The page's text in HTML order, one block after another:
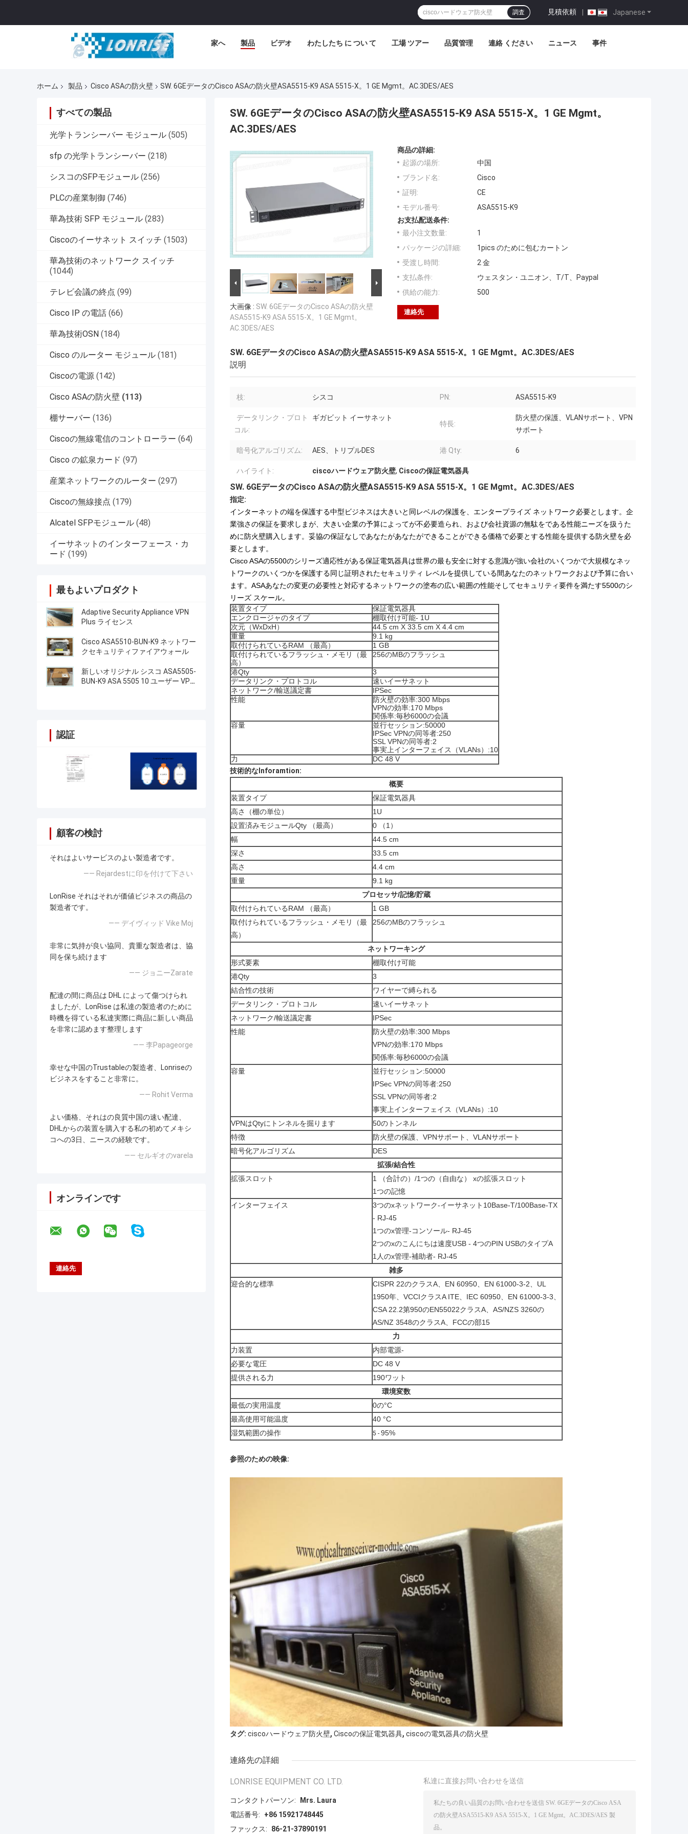
Japanese
見積依頼 |
調査
家へ 製品 ビデオ わたしたち に つい て 工場 ツアー 品質管理 連絡 ください ニュース 事件
ホーム 製品 Cisco ASAの防火壁 SW. 6GEデータのCisco ASAの防火壁ASA5515-K9 ASA 5515-X。1 GE Mgmt。AC.3DES/AES
すべての製品
光学トランシーバー モジュール (505)
sfp の光学トランシーバー (218)
シスコのSFPモジュール (256)
PLCの産業制御 (746)
華為技術 SFP モジュール (283)
Ciscoのイーサネット スイッチ (1503)
華為技術のネットワーク スイッチ
(1044)
テレビ会議の終点 (99)
Cisco IP の電話 (66)
華為技術OSN (184)
Cisco のルーター モジュール (181)
Ciscoの電源 (142)
Cisco ASAの防火壁 (113)
棚サーバー (136)
Ciscoの無線電信のコントローラー (64)
Cisco の鉱泉カード (97)
産業ネットワークのルーター (297)
Ciscoの無線接点 (179)
Alcatel SFPモジュール (48)
イーサネットのインターフェース・カ
ード (199)
最もよいプロダクト
Adaptive Security Appliance VPN
Plus ライセンス
Cisco ASA5510-BUN-K9 ネットワー
クセキュリティファイアウォール
新しいオリジナル シスコ ASA5505-
BUN-K9 ASA 5505 10 ユーザー VPN
認証
顧客の検討
それはよいサービスのよい製造者です。
—— Rejardestに印を付けて下さい
LonRise それはそれが価値ビジネスの商品の
製造者です。
—— デイヴィッド Vike Moj
非常に気持が良い協同、貴重な製造者は、協
同を保ち続けます
—— ジョニーZarate
配達の間に商品は DHL によって傷つけられ
ましたが、LonRise は私達の製造者のために
時機を得ている私達実際に商品に新しい商品
を非常に認めます整理します
—— 李Papageorge
幸せな中国のTrustableの製造者、Lonriseの
ビジネスをすること非常に。
—— Rohit Verma
よい価格、それはの良質中国の速い配達、
DHLからの装置を購入する私の初めてメキシ
コへの3日、ニースの経験です。
—— セルギオのvarela
オンラインです
SW. 6GEデータのCisco ASAの防火壁ASA5515-K9 ASA 5515-X。1 GE Mgmt。
AC.3DES/AES
大画像 : SW. 6GEデータのCisco ASAの防火壁
ASA5515-K9 ASA 5515-X。1 GE Mgmt。
AC.3DES/AES
商品の詳細:
起源の場所:
中国
ブランド名:
Cisco
証明:
CE
モデル番号:
ASA5515-K9
お支払配送条件:
最小注文数量:
1
パッケージの詳細:
1pics のために包むカートン
受渡し時間:
2 金
支払条件:
ウェスタン・ユニオン、T/T、Paypal
供給の能力:
500
連絡先
SW. 6GEデータのCisco ASAの防火壁ASA5515-K9 ASA 5515-X。1 GE Mgmt。AC.3DES/AES
説明
枝: シスコ PN: ASA5515-K9
データリンク・プロト
コル:
ギガビット イーサネット
特長:
防火壁の保護、VLANサポート、VPN
サポート
暗号化アルゴリズム: AES、トリプルDES 港 Qty: 6
ハイライト: ciscoハードウェア防火壁, Ciscoの保証電気器具
SW. 6GEデータのCisco ASAの防火壁ASA5515-K9 ASA 5515-X。1 GE Mgmt。AC.3DES/AES
指定:
インターネットの端を保護する中型ビジネスは大きいと同レベルの保護を、エンタープライズ ネットワーク必要とします。企
業強さの保証を要求しまが、大きい企業の予算によってが不必要造られ、および会社資源の無駄をである性能ニーズを扱うた
めに防火壁購入します。妥協の保証なしであなたがあなたができることができる価格で必要とする性能を提供する防火壁を必
要とします。
Cisco ASAの5500のシリーズ適応性がある保証電気器具は世界の最も安全に対する意識が強い会社のいくつかで大規模なネッ
トワークのいくつかを保護する同じ証明されたセキュリティ レベルを提供している間あなたのネットワークおよび予算に合い
ます。ASAあなたの変更の必要性と対応するネットワークの塗布の広い範囲の性能そしてセキュリティ要件を満たす5500のシ
リーズ スケール。
装置タイプ
保証電気器具
エンクロージャのタイプ
棚取付け可能- 1U
次元（WxDxH）
44.5 cm X 33.5 cm X 4.4 cm
重量
9.1 kg
取付けられているRAM （最高）
1 GB
取付けられているフラッシュ・メモリ（最
高）
256のMBのフラッシュ
港Qty
3
データリンク・プロトコル
速いイーサネット
ネットワーク/輸送議定書
IPSec
性能
防火壁の効率:300 Mbps
VPNの効率:170 Mbps
関係率:毎秒6000の会議
容量
並行セッション:50000
IPSec VPNの同等者:250
SSL VPNの同等者:2
事実上インターフェイス（VLANs）:10
力
DC 48 V
技術的なInforamtion:
概要
装置タイプ
保証電気器具
高さ（棚の単位）
1U
設置済みモジュールQty （最高）
0 （1）
幅
44.5 cm
深さ
33.5 cm
高さ
4.4 cm
重量
9.1 kg
プロセッサ/記憶/貯蔵
取付けられているRAM （最高）
1 GB
取付けられているフラッシュ・メモリ（最
高）
256のMBのフラッシュ
ネットワーキング
形式要素
棚取付け可能
港Qty
3
結合性の技術
ワイヤーで縛られる
データリンク・プロトコル
速いイーサネット
ネットワーク/輸送議定書
IPSec
性能
防火壁の効率:300 Mbps
VPNの効率:170 Mbps
関係率:毎秒6000の会議
容量
並行セッション:50000
IPSec VPNの同等者:250
SSL VPNの同等者:2
事実上インターフェイス（VLANs）:10
VPNはQtyにトンネルを掘ります
50のトンネル
特徴
防火壁の保護、VPNサポート、VLANサポート
暗号化アルゴリズム
DES
拡張/結合性
拡張スロット
1 （合計の）/1つの（自由な） xの拡張スロット
1つの記憶
インターフェイス
3つのxネットワーク-イーサネット10Base-T/100Base-TX
- RJ-45
1つのx管理-コンソール- RJ-45
2つのxのこんにちは速度USB - 4つのPIN USBのタイプA
1人のx管理-補助者- RJ-45
雑多
迎合的な標準
CISPR 22のクラスA、EN 60950、EN 61000-3-2、UL
1950年、VCCIクラスA ITE、IEC 60950、EN 61000-3-3、
CSA 22.2第950のEN55022クラスA、AS/NZS 3260の
AS/NZ 3548のクラスA、FCCの部15
力
力装置
内部電源-
必要な電圧
DC 48 V
提供される力
190ワット
環境変数
最低の実用温度
0の°C
最高使用可能温度
40 °C
湿気範囲の操作
5 - 95%
参照のための映像:
タグ: ciscoハードウェア防火壁, Ciscoの保証電気器具, ciscoの電気器具の防火壁
連絡先の詳細
LONRISE EQUIPMENT CO. LTD.
コンタクトパーソン:
Mrs. Laura
電話番号:
+86 15921748445
ファックス:
86-21-37890191
私達に直接お問い合わせを送信